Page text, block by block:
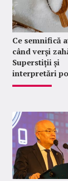
Ce semnifică
când verși
Superstiții și
interpretări